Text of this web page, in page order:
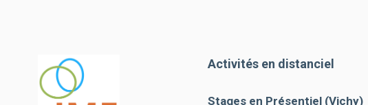
Activités en distanciel
Stages en Présentiel (Vichy)